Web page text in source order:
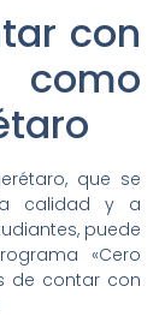
con
que se
calidad y a
puede
«Cero
de contar con